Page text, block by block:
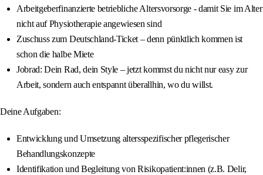
Arbeitgeberfinanzierte betriebliche Altersvorsorge - damit Sie im Alter
nicht auf Physiotherapie angewiesen sind
Zuschuss zum Deutschland-Ticket – denn pünktlich kommen ist
schon die halbe Miete
Jobrad: Dein Rad, dein Style – jetzt kommst du nicht nur easy zur
Arbeit, sondern auch entspannt überallhin, wo du willst.
Deine Aufgaben:
Entwicklung und Umsetzung altersspezifischer pflegerischer
Behandlungskonzepte
Identifikation und Begleitung von Risikopatient:innen (z.B. Delir,